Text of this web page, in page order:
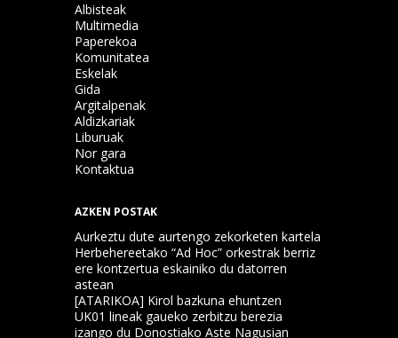
Albisteak
Multimedia
Paperekoa
Komunitatea
Eskelak
Gida
Argitalpenak
Aldizkariak
Liburuak
Nor gara
Kontaktua
AZKEN POSTAK
Aurkeztu dute aurtengo zekorketen kartela
Herbehereetako “Ad Hoc” orkestrak berriz
ere kontzertua eskainiko du datorren
astean
[ATARIKOA] Kirol bazkuna ehuntzen
UK01 lineak gaueko zerbitzu berezia
izango du Donostiako Aste Nagusian